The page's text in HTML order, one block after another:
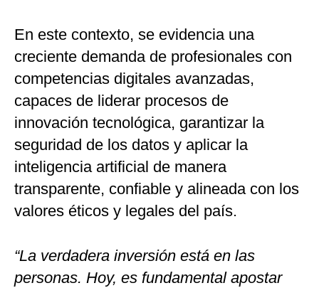
En este contexto, se evidencia una
creciente demanda de profesionales con
competencias digitales avanzadas,
capaces de liderar procesos de
innovación tecnológica, garantizar la
seguridad de los datos y aplicar la
inteligencia artificial de manera
transparente, confiable y alineada con los
valores éticos y legales del país.
“La verdadera inversión está en las
personas. Hoy, es fundamental apostar